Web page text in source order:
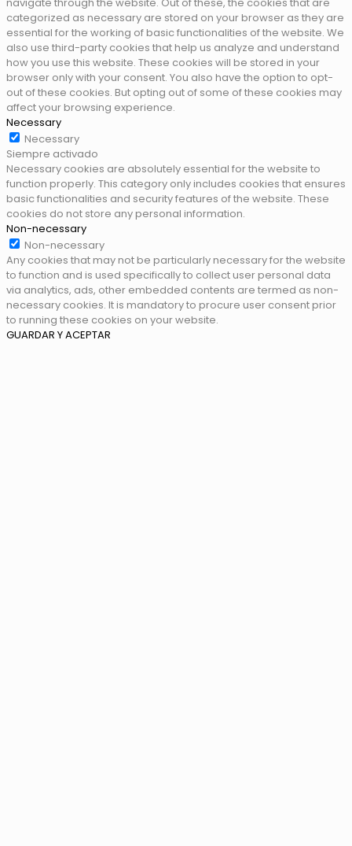
navigate through the website. Out of these, the cookies that are
categorized as necessary are stored on your browser as they are
essential for the working of basic functionalities of the website. We
also use third-party cookies that help us analyze and understand
how you use this website. These cookies will be stored in your
browser only with your consent. You also have the option to opt-
out of these cookies. But opting out of some of these cookies may
affect your browsing experience.
Necessary
Necessary
Siempre activado
Necessary cookies are absolutely essential for the website to
function properly. This category only includes cookies that ensures
basic functionalities and security features of the website. These
cookies do not store any personal information.
Non-necessary
Non-necessary
Any cookies that may not be particularly necessary for the website
to function and is used specifically to collect user personal data
via analytics, ads, other embedded contents are termed as non-
necessary cookies. It is mandatory to procure user consent prior
to running these cookies on your website.
GUARDAR Y ACEPTAR